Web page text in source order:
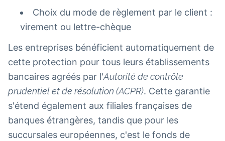
Choix du mode de règlement par le client :
virement ou lettre-chèque
Les entreprises bénéficient automatiquement de
cette protection pour tous leurs établissements
bancaires agréés par l'Autorité de contrôle
prudentiel et de résolution (ACPR). Cette garantie
s'étend également aux filiales françaises de
banques étrangères, tandis que pour les
succursales européennes, c'est le fonds de